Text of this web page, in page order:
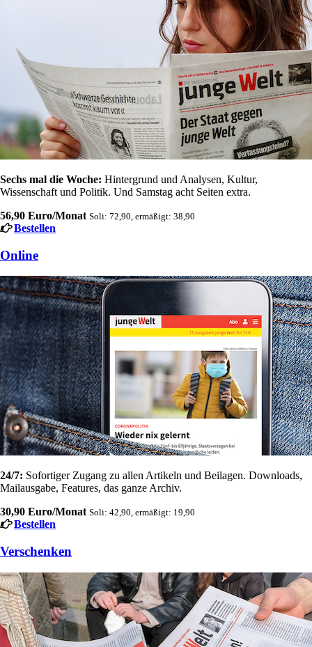
Sechs mal die Woche: Hintergrund und Analysen, Kultur,
Wissenschaft und Politik. Und Samstag acht Seiten extra.
56,90 Euro/Monat Soli: 72,90, ermäßigt: 38,90
Bestellen
Online
24/7: Sofortiger Zugang zu allen Artikeln und Beilagen. Downloads,
Mailausgabe, Features, das ganze Archiv.
30,90 Euro/Monat Soli: 42,90, ermäßigt: 19,90
Bestellen
Verschenken